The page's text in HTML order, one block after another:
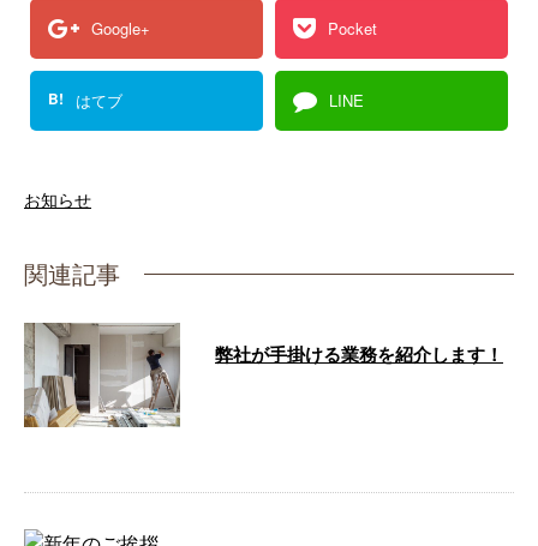
Google+ Pocket
B! はてブ LINE
お知らせ
関連記事
弊社が手掛ける業務を紹介します！